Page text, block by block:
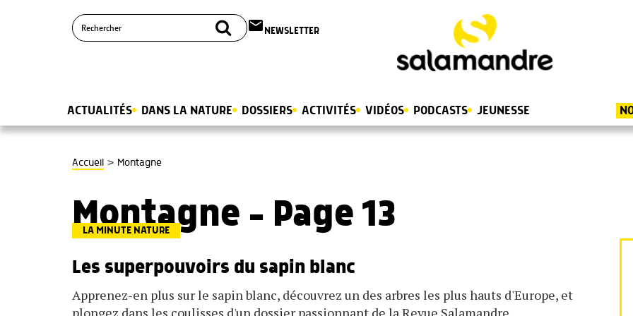
email NEWSLETTER
ACTUALITÉS DANS LA NATURE DOSSIERS ACTIVITÉS VIDÉOS PODCASTS JEUNESSE
Accueil > Montagne
Montagne - Page 13
LA MINUTE NATURE
Les superpouvoirs du sapin blanc
Apprenez-en plus sur le sapin blanc, découvrez un des arbres les plus hauts d'Europe, et
plongez dans les coulisses d'un dossier passionnant de la Revue Salamandre.